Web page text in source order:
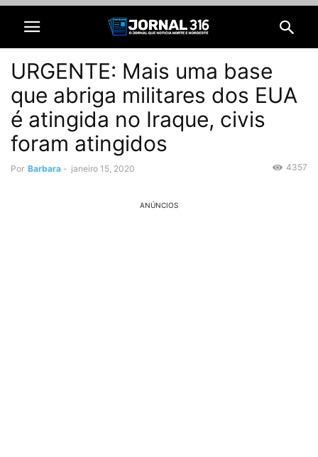
URGENTE: Mais uma base
que abriga militares dos EUA
é atingida no Iraque, civis
foram atingidos
Por Barbara - janeiro 15, 2020 4357
ANÚNCIOS